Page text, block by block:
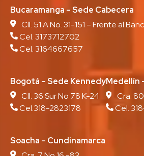
Bucaramanga – Sede Cabecera
Cll. 51 A No. 31-151 – Frente al
Cel. 3173712702
Cel. 3164667657
Bogotá – Sede Kennedy
Cll. 36 Sur No 78 K-24
Cel.318-2823178
Medellín
Cra.
Cel.
Soacha – Cundinamarca